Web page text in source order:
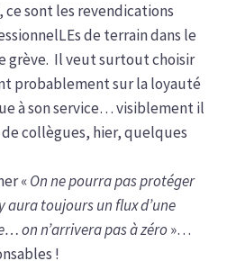
sont les revendications
de terrain dans le
grève. Il veut surtout choisir
probablement sur la loyauté
à son service… visiblement il
collègues, hier, quelques
«On ne pourra pas protéger
toujours un flux d’une
on n’arrivera pas à zéro»…
!